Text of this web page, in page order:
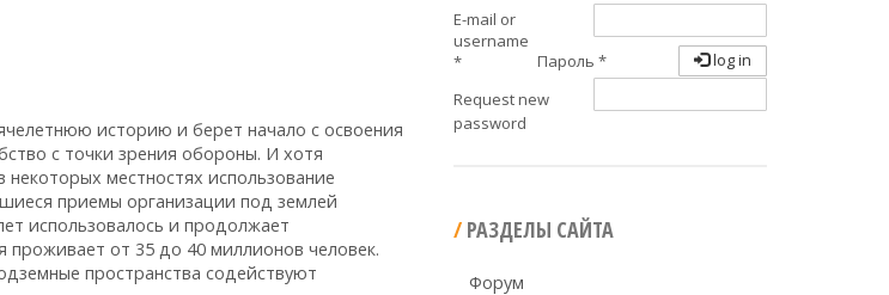
историю и берет начало с освоения
с точки зрения обороны. И хотя
местностях использование
приемы организации под землей
использовалось и продолжает
проживает от 35 до 40 миллионов человек.
пространства содействуют
E-mail or
username
*
Пароль *
Request new
password
log in
РАЗДЕЛЫ САЙТА
Форум